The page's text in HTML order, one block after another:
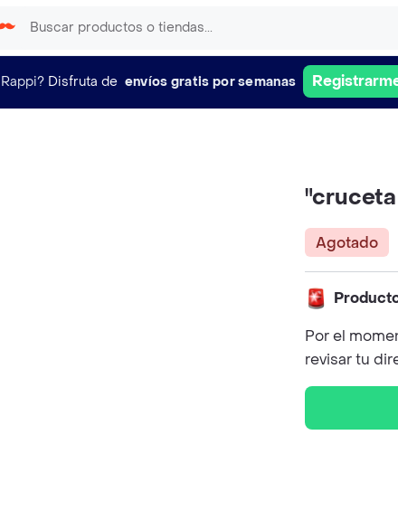
Rappi? Disfruta de envíos gratis por semanas
Agotado
Por el
revisar tu